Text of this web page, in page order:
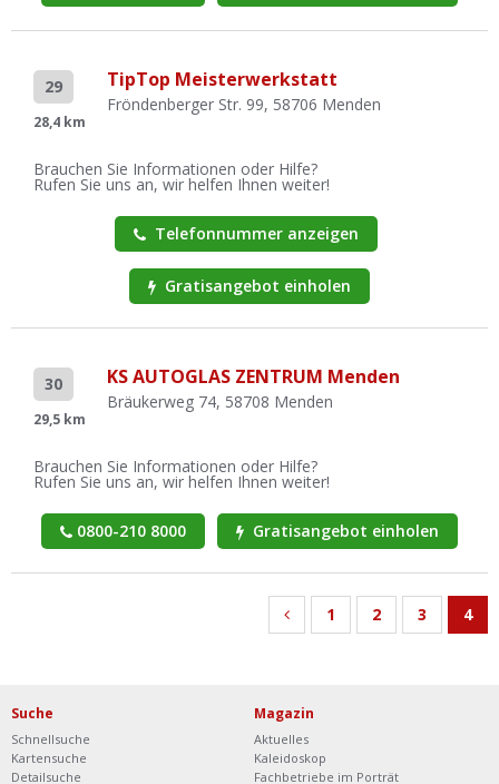
29
28,4 km
TipTop Meisterwerkstatt
Fröndenberger Str. 99, 58706 Menden
Brauchen Sie Informationen oder Hilfe?
Rufen Sie uns an, wir helfen Ihnen weiter!
Telefonnummer anzeigen
Gratisangebot einholen
30
29,5 km
KS AUTOGLAS ZENTRUM Menden
Bräukerweg 74, 58708 Menden
Brauchen Sie Informationen oder Hilfe?
Rufen Sie uns an, wir helfen Ihnen weiter!
0800-210 8000 Gratisangebot einholen
1 2 3 4
Suche
Schnellsuche
Kartensuche
Detailsuche
Magazin
Aktuelles
Kaleidoskop
Fachbetriebe im Porträt